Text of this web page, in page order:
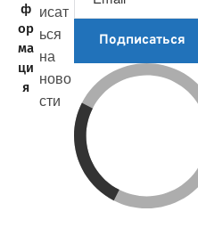
ф
ор
ма
ци
я
исат
ься
на
ново
сти
Подписаться